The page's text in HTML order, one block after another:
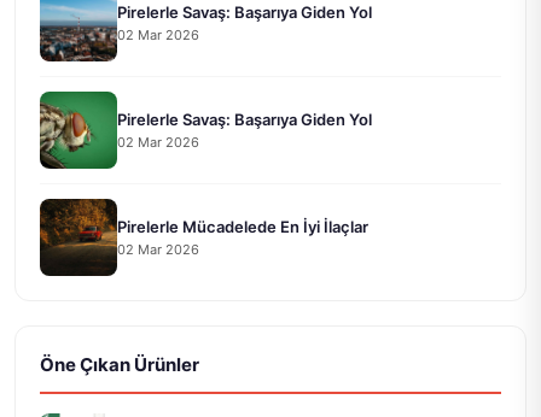
Pirelerle Savaş: Başarıya Giden Yol
02 Mar 2026
Pirelerle Savaş: Başarıya Giden Yol
02 Mar 2026
Pirelerle Mücadelede En İyi İlaçlar
02 Mar 2026
Öne Çıkan Ürünler